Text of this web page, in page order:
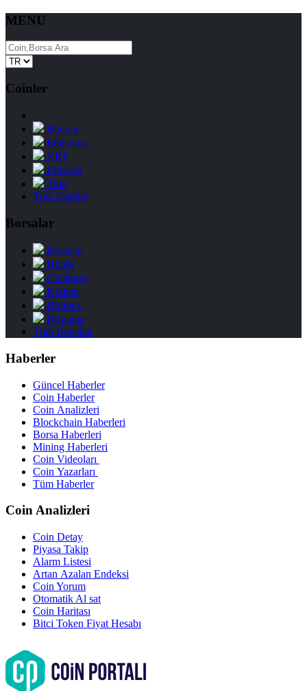
MENU
Coinler
Bitcoin
Ethereum
XRP
Litecoin
Tron
Tüm Coinler
Borsalar
Binance
Huobi
Coinbase
Kraken
Bitfinex
Bitstamp
Tüm Borsalar
Haberler
Güncel Haberler
Coin Haberler
Coin Analizleri
Blockchain Haberleri
Borsa Haberleri
Mining Haberleri
Coin Videoları
Coin Yazarları
Tüm Haberler
Coin Analizleri
Coin Detay
Piyasa Takip
Alarm Listesi
Artan Azalan Endeksi
Coin Yorum
Otomatik Al sat
Coin Haritası
Bitci Token Fiyat Hesabı